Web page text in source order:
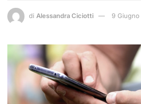
di Alessandra Ciciotti 9